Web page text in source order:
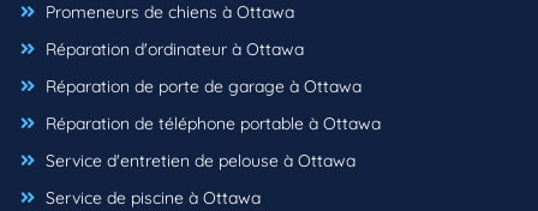
Promeneurs de chiens à Ottawa
Réparation d'ordinateur à Ottawa
Réparation de porte de garage à Ottawa
Réparation de téléphone portable à Ottawa
Service d'entretien de pelouse à Ottawa
Service de piscine à Ottawa